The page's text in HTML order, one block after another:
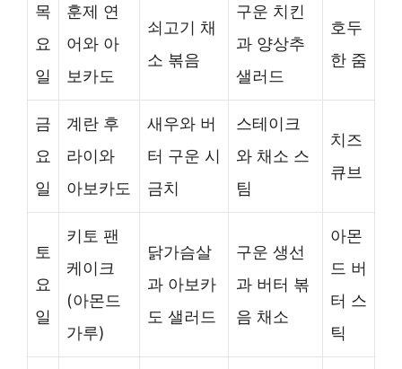
목
요
일
훈제 연
어와 아
보카도
쇠고기 채
소 볶음
구운 치킨
과 양상추
샐러드
호두
한 줌
금
요
일
계란 후
라이와
아보카도
새우와 버
터 구운 시
금치
스테이크
와 채소 스
팀
치즈
큐브
토
요
일
키토 팬
케이크
(아몬드
가루)
닭가슴살
과 아보카
도 샐러드
구운 생선
과 버터 볶
음 채소
아몬
드 버
터 스
틱